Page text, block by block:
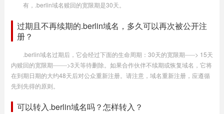
有，.berlin域名赎回的宽限期是30天。
过期且不再续期的.berlin域名，多久可以再次被公开注
册？
.berlin域名过期后，它会经过下面的生命周期：30天的宽限期-----> 15天
内赎回的宽限期------->3天等待删除。如果合作伙伴不续期或恢复域名，它将
在到期日期的大约48天后对公众重新注册。请注意，域名重新注册，应遵循
先到先得的原则。
可以转入.berlin域名吗？怎样转入？